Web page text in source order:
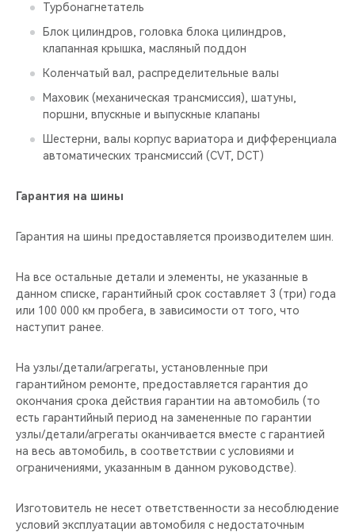
Турбонагнетатель
Блок цилиндров, головка блока цилиндров,
клапанная крышка, масляный поддон
Коленчатый вал, распределительные валы
Маховик (механическая трансмиссия), шатуны,
поршни, впускные и выпускные клапаны
Шестерни, валы корпус вариатора и дифференциала
автоматических трансмиссий (CVT, DСT)
Гарантия на шины
Гарантия на шины предоставляется производителем шин.
На все остальные детали и элементы, не указанные в
данном списке, гарантийный срок составляет 3 (три) года
или 100 000 км пробега, в зависимости от того, что
наступит ранее.
На узлы/детали/агрегаты, установленные при
гарантийном ремонте, предоставляется гарантия до
окончания срока действия гарантии на автомобиль (то
есть гарантийный период на замененные по гарантии
узлы/детали/агрегаты оканчивается вместе с гарантией
на весь автомобиль, в соответствии с условиями и
ограничениями, указанным в данном руководстве).
Изготовитель не несет ответственности за несоблюдение
условий эксплуатации автомобиля с недостаточным